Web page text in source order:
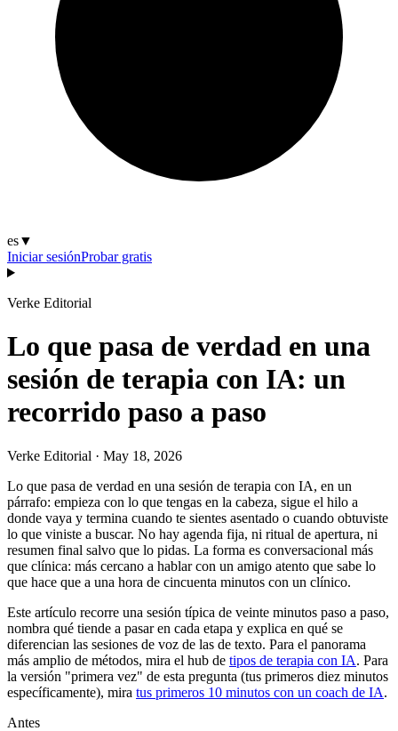
es▼
Iniciar sesiónProbar gratis
Verke Editorial
Lo que pasa de verdad en una
sesión de terapia con IA: un
recorrido paso a paso
Verke Editorial · May 18, 2026
Lo que pasa de verdad en una sesión de terapia con IA, en un
párrafo: empieza con lo que tengas en la cabeza, sigue el hilo a
donde vaya y termina cuando te sientes asentado o cuando obtuviste
lo que viniste a buscar. No hay agenda fija, ni ritual de apertura, ni
resumen final salvo que lo pidas. La forma es conversacional más
que clínica: más cercano a hablar con un amigo atento que sabe lo
que hace que a una hora de cincuenta minutos con un clínico.
Este artículo recorre una sesión típica de veinte minutos paso a paso,
nombra qué tiende a pasar en cada etapa y explica en qué se
diferencian las sesiones de voz de las de texto. Para el panorama
más amplio de métodos, mira el hub de tipos de terapia con IA. Para
la versión "primera vez" de esta pregunta (tus primeros diez minutos
específicamente), mira tus primeros 10 minutos con un coach de IA.
Antes